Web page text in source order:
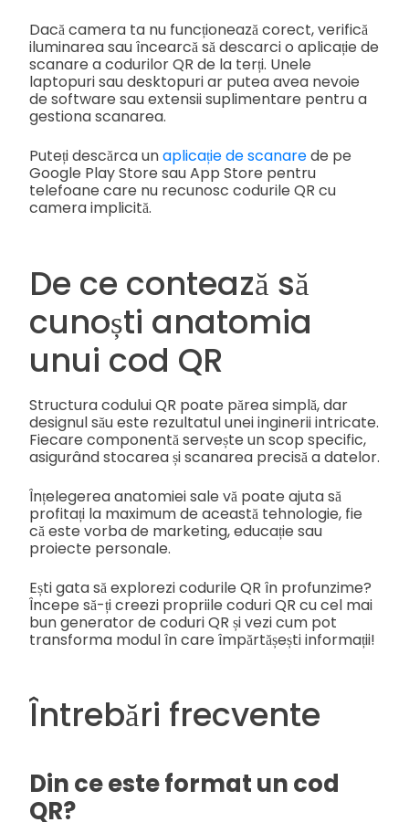
Dacă camera ta nu funcționează corect, verifică
iluminarea sau încearcă să descarci o aplicație de
scanare a codurilor QR de la terți. Unele
laptopuri sau desktopuri ar putea avea nevoie
de software sau extensii suplimentare pentru a
gestiona scanarea.
Puteți descărca unaplicație de scanarede pe
Google Play Store sau App Store pentru
telefoane care nu recunosc codurile QR cu
camera implicită.
De ce contează să
cunoști anatomia
unui cod QR
Structura codului QR poate părea simplă, dar
designul său este rezultatul unei inginerii intricate.
Fiecare componentă servește un scop specific,
asigurând stocarea și scanarea precisă a datelor.
Înțelegerea anatomiei sale vă poate ajuta să
profitați la maximum de această tehnologie, fie
că este vorba de marketing, educație sau
proiecte personale.
Ești gata să explorezi codurile QR în profunzime?
Începe să-ți creezi propriile coduri QR cu cel mai
bun generator de coduri QR și vezi cum pot
transforma modul în care împărtășești informații!
Întrebări frecvente
Din ce este format un cod
QR?